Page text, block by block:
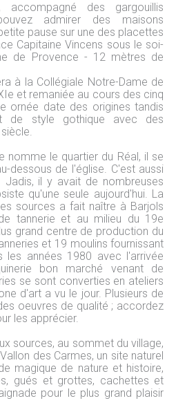
des gargouillis
admirer des maisons
pause sur une des placettes
Capitaine Vincens sous le soi-
de Provence - 12 mètres de
à la Collégiale Notre-Dame de
et remaniée au cours des cinq
ornée date des origines tandis
de style gothique avec des
nomme le quartier du Réal, il se
dessous de l'église. C'est aussi
Jadis, il y avait de nombreuses
qu'une seule aujourd'hui. La
sources a fait naître à Barjols
tannerie et au milieu du 19e
grand centre de production du
et 19 moulins fournissant
les années 1980 avec l'arrivée
bon marché venant de
se sont converties en ateliers
d'art a vu le jour. Plusieurs de
oeuvres de qualité ; accordez
les apprécier.
sources, au sommet du village,
des Carmes, un site naturel
magique de nature et histoire,
gués et grottes, cachettes et
pour le plus grand plaisir